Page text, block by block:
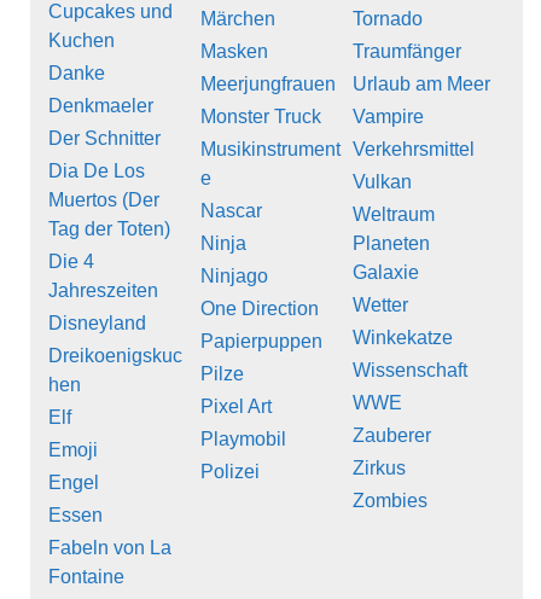
Cupcakes und
Kuchen
Danke
Denkmaeler
Der Schnitter
Dia De Los
Muertos (Der
Tag der Toten)
Die 4
Jahreszeiten
Disneyland
Dreikoenigskuc
hen
Elf
Emoji
Engel
Essen
Fabeln von La
Fontaine
Märchen
Masken
Meerjungfrauen
Monster Truck
Musikinstrument
e
Nascar
Ninja
Ninjago
One Direction
Papierpuppen
Pilze
Pixel Art
Playmobil
Polizei
Tornado
Traumfänger
Urlaub am Meer
Vampire
Verkehrsmittel
Vulkan
Weltraum
Planeten
Galaxie
Wetter
Winkekatze
Wissenschaft
WWE
Zauberer
Zirkus
Zombies